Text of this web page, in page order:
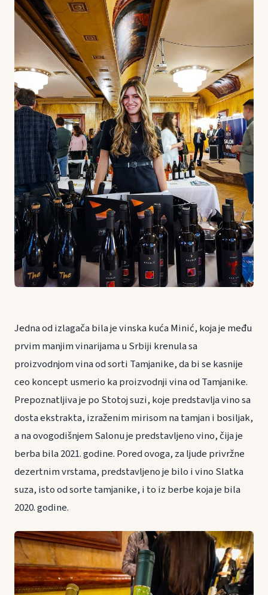
Jedna od izlagača bila je vinska kuća Minić, koja je među
prvim manjim vinarijama u Srbiji krenula sa
proizvodnjom vina od sorti Tamjanike, da bi se kasnije
ceo koncept usmerio ka proizvodnji vina od Tamjanike.
Prepoznatljiva je po Stotoj suzi, koje predstavlja vino sa
dosta ekstrakta, izraženim mirisom na tamjan i bosiljak,
a na ovogodišnjem Salonu je predstavljeno vino, čija je
berba bila 2021. godine. Pored ovoga, za ljude privržne
dezertnim vrstama, predstavljeno je bilo i vino Slatka
suza, isto od sorte tamjanike, i to iz berbe koja je bila
2020. godine.